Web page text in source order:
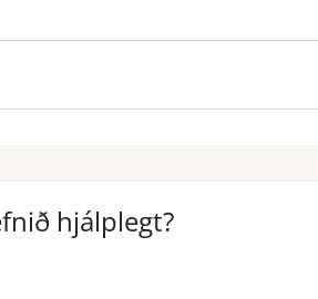
hjálplegt?
hjálplegt?